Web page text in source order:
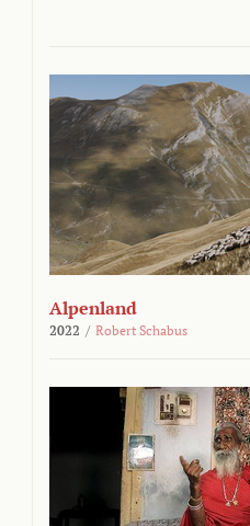
Alpenland
2022 / Robert Schabus